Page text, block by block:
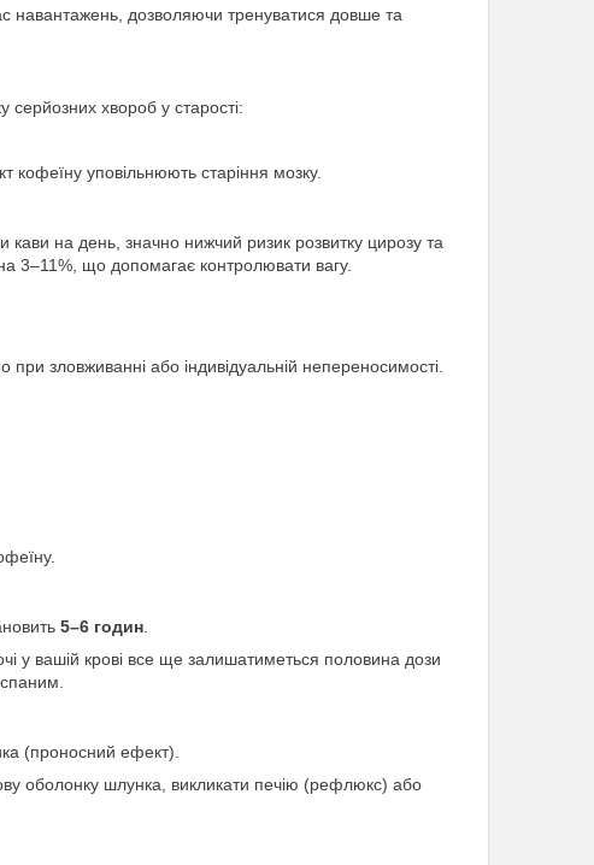
навантажень, дозволяючи тренуватися довше та
серйозних хвороб у старості:
уповільнюють старіння мозку.
на день, значно нижчий ризик розвитку цирозу та
3–11%, що допомагає контролювати вагу.
при зловживанні або індивідуальній непереносимості.
5–6 годин.
у вашій крові все ще залишатиметься половина дози
(проносний ефект).
оболонку шлунка, викликати печію (рефлюкс) або